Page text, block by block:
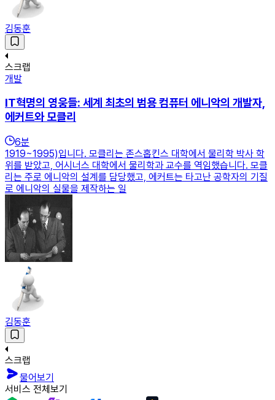
김동훈
스크랩
개발
IT혁명의 영웅들: 세계 최초의 범용 컴퓨터 에니악의 개발자,
에커트와 모클리
6분
1919~1995)입니다. 모클리는 존스홉킨스 대학에서 물리학 박사 학
위를 받았고, 어시너스 대학에서 물리학과 교수를 역임했습니다. 모클
리는 주로 에니악의 설계를 담당했고, 에커트는 타고난 공학자의 기질
로 에니악의 실물을 제작하는 일
김동훈
스크랩
물어보기
서비스 전체보기